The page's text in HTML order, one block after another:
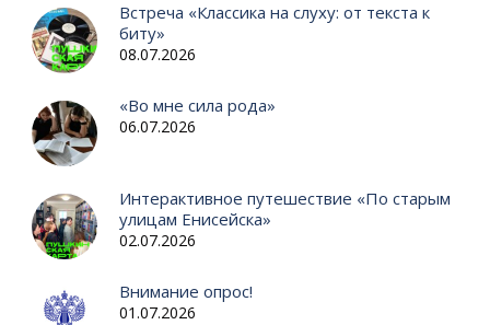
Встреча «Классика на слуху: от текста к
биту»
08.07.2026
«Во мне сила рода»
06.07.2026
Интерактивное путешествие «По старым
улицам Енисейска»
02.07.2026
Внимание опрос!
01.07.2026